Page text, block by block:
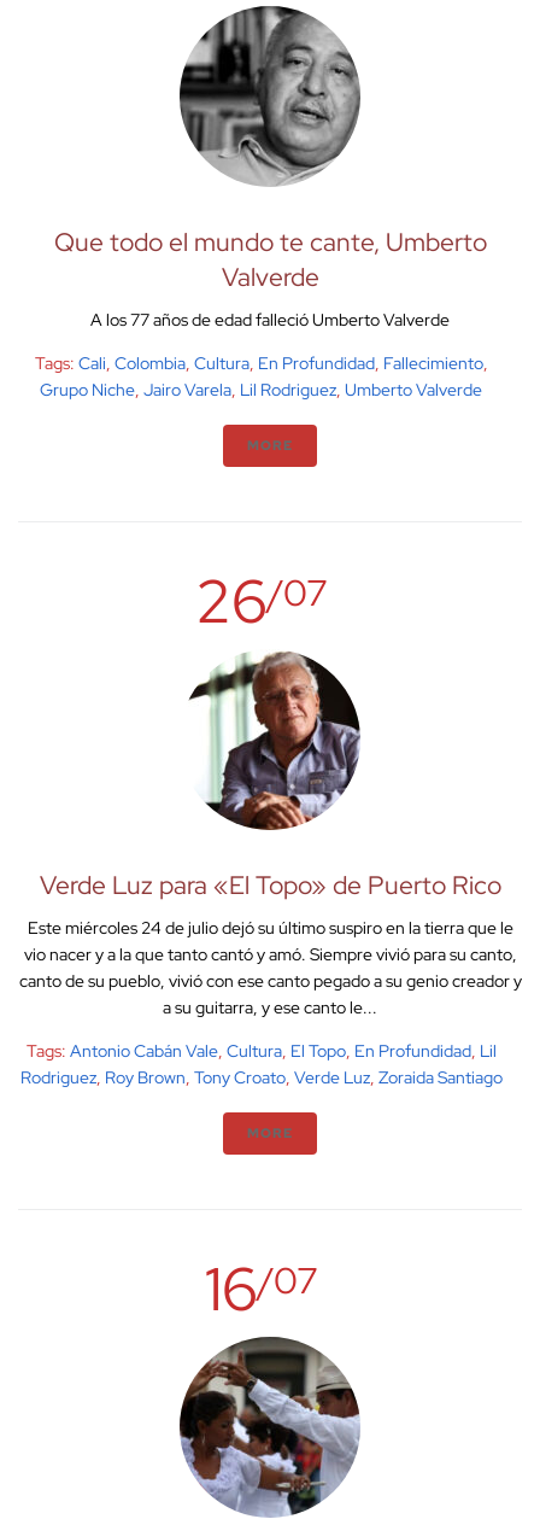
Que todo el mundo te cante, Umberto
Valverde
A los 77 años de edad falleció Umberto Valverde
Tags: Cali, Colombia, Cultura, En Profundidad, Fallecimiento,
Grupo Niche, Jairo Varela, Lil Rodriguez, Umberto Valverde
MORE
26/07
Verde Luz para «El Topo» de Puerto Rico
Este miércoles 24 de julio dejó su último suspiro en la tierra que le
vio nacer y a la que tanto cantó y amó. Siempre vivió para su canto,
canto de su pueblo, vivió con ese canto pegado a su genio creador y
a su guitarra, y ese canto le...
Tags: Antonio Cabán Vale, Cultura, El Topo, En Profundidad, Lil
Rodriguez, Roy Brown, Tony Croato, Verde Luz, Zoraida Santiago
MORE
16/07